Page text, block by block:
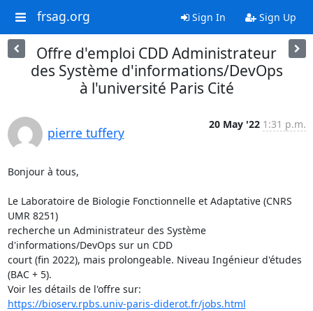
frsag.org Sign In Sign Up
Offre d'emploi CDD Administrateur
des Système d'informations/DevOps
à l'université Paris Cité
pierre tuffery
20 May '22 1:31 p.m.
Bonjour à tous,
Le Laboratoire de Biologie Fonctionnelle et Adaptative (CNRS
UMR 8251)
recherche un Administrateur des Système
d'informations/DevOps sur un CDD
court (fin 2022), mais prolongeable. Niveau Ingénieur d'études
(BAC + 5).
https://bioserv.rpbs.univ-paris-diderot.fr/jobs.html